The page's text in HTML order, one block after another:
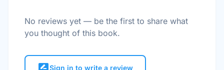
No reviews yet — be the first to share what
you thought of this book.
Sign in to write a review